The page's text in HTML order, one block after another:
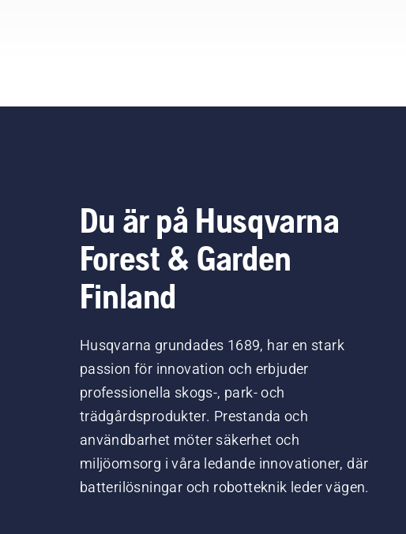
Du är på Husqvarna
Forest & Garden
Finland
Husqvarna grundades 1689, har en stark
passion för innovation och erbjuder
professionella skogs-, park- och
trädgårdsprodukter. Prestanda och
användbarhet möter säkerhet och
miljöomsorg i våra ledande innovationer, där
batterilösningar och robotteknik leder vägen.